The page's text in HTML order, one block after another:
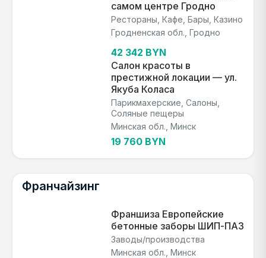
самом центре Гродно
Рестораны, Кафе, Бары, Казино
Гродненская обл., Гродно
42 342 BYN
Салон красоты в
престижной локации — ул.
Якуба Коласа
Парикмахерские, Салоны,
Соляные пещеры
Минская обл., Минск
19 760 BYN
Франчайзинг
Франшиза Европейские
бетонные заборы ШИП-ПАЗ
Заводы/производства
Минская обл., Минск